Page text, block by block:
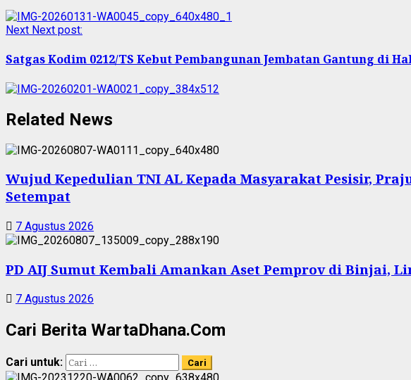
Next Next post:
Satgas Kodim 0212/TS Kebut Pembangunan Jembatan Gantung di
Related News
Wujud Kepedulian TNI AL Kepada Masyarakat Pesisir,
Setempat
7 Agustus 2026
PD AIJ Sumut Kembali Amankan Aset Pemprov di Binjai,
7 Agustus 2026
Cari Berita WartaDhana.Com
Cari untuk: